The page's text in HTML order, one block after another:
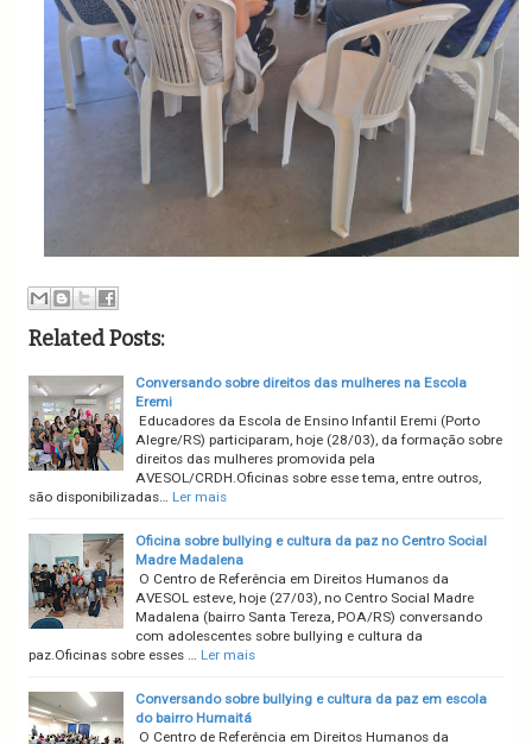
Related Posts:
Conversando sobre direitos das mulheres na Escola
Eremi
Educadores da Escola de Ensino Infantil Eremi (Porto
Alegre/RS) participaram, hoje (28/03), da formação sobre
direitos das mulheres promovida pela
AVESOL/CRDH.Oficinas sobre esse tema, entre outros,
são disponibilizadas…
Ler mais
Oficina sobre bullying e cultura da paz no Centro Social
Madre Madalena
O Centro de Referência em Direitos Humanos da
AVESOL esteve, hoje (27/03), no Centro Social Madre
Madalena (bairro Santa Tereza, POA/RS) conversando
com adolescentes sobre bullying e cultura da
paz.Oficinas sobre esses …
Ler mais
Conversando sobre bullying e cultura da paz em escola
do bairro Humaitá
O Centro de Referência em Direitos Humanos da